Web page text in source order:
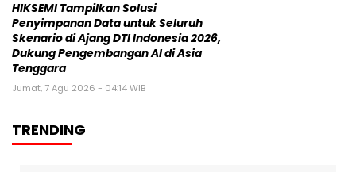
HIKSEMI Tampilkan Solusi
Penyimpanan Data untuk Seluruh
Skenario di Ajang DTI Indonesia 2026,
Dukung Pengembangan AI di Asia
Tenggara
Jumat, 7 Agu 2026 - 04:14 WIB
TRENDING